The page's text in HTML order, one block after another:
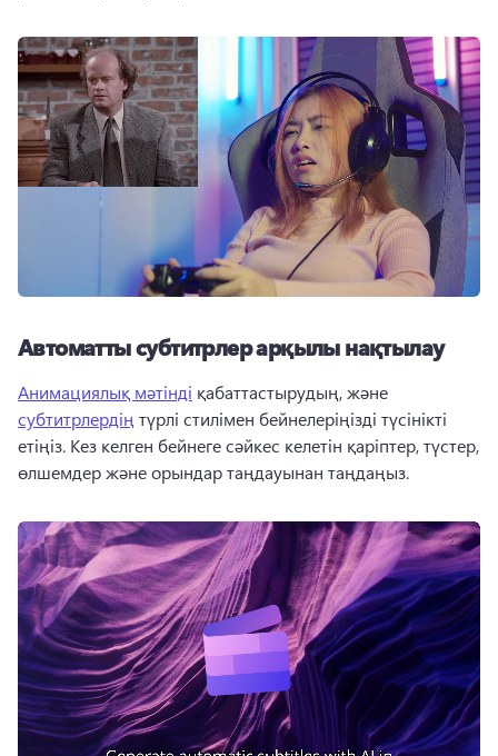
Автоматты субтитрлер арқылы нақтылау
Анимациялық мәтінді қабаттастырудың, және
субтитрлердің түрлі стилімен бейнелеріңізді түсінікті
етіңіз. Кез келген бейнеге сәйкес келетін қаріптер, түстер,
өлшемдер және орындар таңдауынан таңдаңыз.